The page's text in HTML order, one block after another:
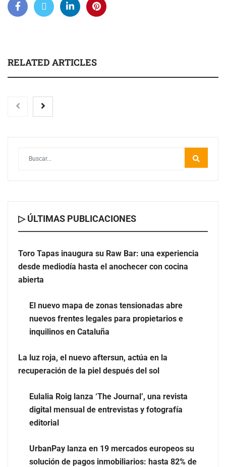
RELATED ARTICLES
Toro Tapas inaugura su Raw Bar: una experiencia
desde mediodía hasta el anochecer con cocina abierta
El nuevo mapa de zonas tensionadas abre nuevos
La luz roja, el nuevo aftersun, actúa en la recuperación
de la piel después del sol
▷ ÚLTIMAS PUBLICACIONES
Toro Tapas inaugura su Raw Bar: una experiencia
desde mediodía hasta el anochecer con cocina
abierta
El nuevo mapa de zonas tensionadas abre
nuevos frentes legales para propietarios e
inquilinos en Cataluña
La luz roja, el nuevo aftersun, actúa en la
recuperación de la piel después del sol
Eulalia Roig lanza ‘The Journal’, una revista
digital mensual de entrevistas y fotografía
editorial
UrbanPay lanza en 19 mercados europeos su
solución de pagos inmobiliarios: hasta 82% de